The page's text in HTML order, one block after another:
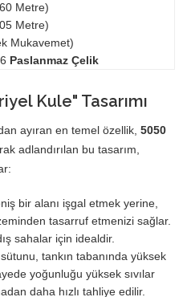
Metre)
Metre)
Mukavemet)
Paslanmaz Çelik
Kule" Tasarımı
ayıran en temel özellik, 5050
adlandırılan bu tasarım,
bir alanı işgal etmek yerine,
tasarruf etmenizi sağlar.
sahalar için idealdir.
tankın tabanında yüksek
yoğunluğu yüksek sıvılar
daha hızlı tahliye edilir.